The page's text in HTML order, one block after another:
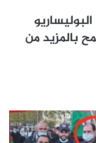
بالمزيد من